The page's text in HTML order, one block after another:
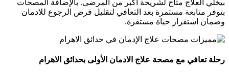
بيخلي العلاج متاح لشريحة أكبر من المرضى. بالإضافة المصحات
بتوفر متابعة مستمرة بعد التعافي لتقليل فرص الرجوع للادمان
وضمان استقرار حياة مستقرة.
رحلة تعافي مع مصحة علاج الادمان الأولى بحدائق الاهرام